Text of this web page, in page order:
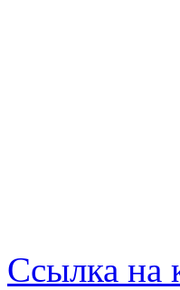
Ссылка на